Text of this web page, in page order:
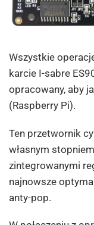
Wszystkie
karcie I-sabre
opracowany, aby
(Raspberry Pi).
Ten przetwornik
własnym
zintegrowanymi
najnowsze
anty-pop.